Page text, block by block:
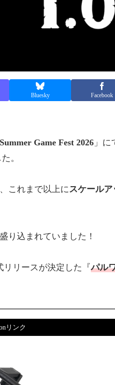
Bluesky Facebook
Summer Game Fest 2026 」に
。
これまで以上にスケール
り込まれていました！
リリースが決定した『パル
リンク